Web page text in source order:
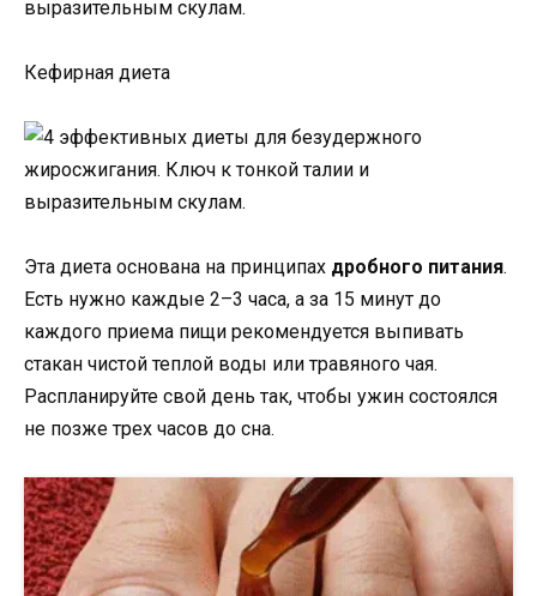
Кефирная диета
Эта диета основана на принципах дробного питания.
Есть нужно каждые 2–3 часа, а за 15 минут до
каждого приема пищи рекомендуется выпивать
стакан чистой теплой воды или травяного чая.
Распланируйте свой день так, чтобы ужин состоялся
не позже трех часов до сна.